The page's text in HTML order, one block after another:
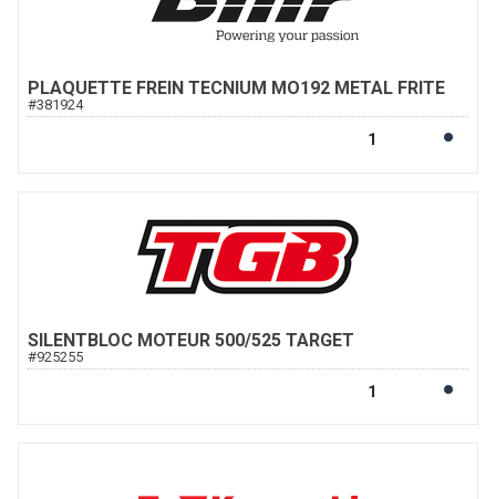
PLAQUETTE FREIN TECNIUM MO192 METAL FRITE
#381924
SILENTBLOC MOTEUR 500/525 TARGET
#925255